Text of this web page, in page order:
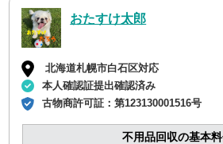
おたすけ太郎
北海道札幌市白石区対応
本人確認証提出確認済み
古物商許可証：第123130001516号
不用品回収の基本